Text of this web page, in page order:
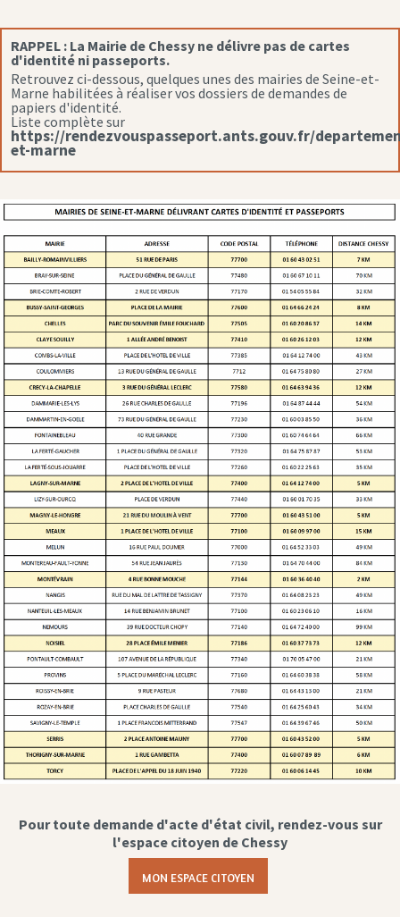
RAPPEL : La Mairie de Chessy ne délivre pas de cartes
d'identité ni passeports.
Retrouvez ci-dessous, quelques unes des mairies de Seine-et-
Marne habilitées à réaliser vos dossiers de demandes de
papiers d'identité.
Liste complète sur
https://rendezvouspasseport.ants.gouv.fr/
et-marne
Pour toute demande d'acte d'état civil, rendez-vous sur
l'espace citoyen de Chessy
MON ESPACE CITOYEN